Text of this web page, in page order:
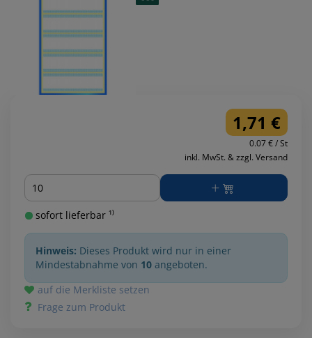
1,71 €
0.07 € / St
inkl. MwSt. & zzgl. Versand
Menge
sofort lieferbar ¹⁾
Hinweis: Dieses Produkt wird nur in einer
Mindestabnahme von 10 angeboten.
auf die Merkliste setzen
Frage zum Produkt